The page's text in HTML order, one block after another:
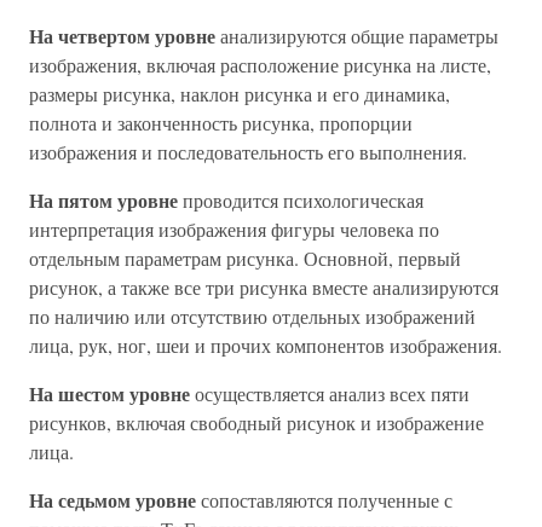
На четвертом уровнеанализируются общие параметры
изображения, включая расположение рисунка на листе,
размеры рисунка, наклон рисунка и его динамика,
полнота и законченность рисунка, пропорции
изображения и последовательность его выполнения.
На пятом уровнепроводится психологическая
интерпретация изображения фигуры человека по
отдельным параметрам рисунка. Основной, первый
рисунок, а также все три рисунка вместе анализируются
по наличию или отсутствию отдельных изображений
лица, рук, ног, шеи и прочих компонентов изображения.
На шестом уровнеосуществляется анализ всех пяти
рисунков, включая свободный рисунок и изображение
лица.
На седьмом уровнесопоставляются полученные с